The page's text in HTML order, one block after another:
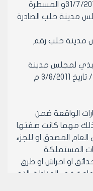
المهندس حازم عجام المؤرخة في 31/7/2011و المسطرة
مدينة حلب الصادرة
مدينة حلب رقم
لمجلس مدينة
الواقعة ضمن
مهما كانت صفتها
المصدق او للجزء
المستملكة
او احراش او طرق
في المناطق التي